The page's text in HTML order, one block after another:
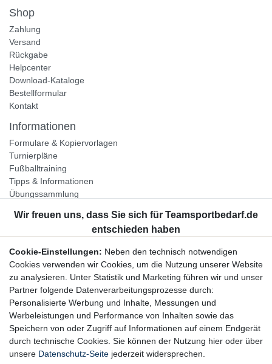
Shop
Zahlung
Versand
Rückgabe
Helpcenter
Download-Kataloge
Bestellformular
Kontakt
Informationen
Formulare & Kopiervorlagen
Turnierpläne
Fußballtraining
Tipps & Informationen
Übungssammlung
Unternehmen
Widerrufsrecht
Bestellung widerrufen
Datenschutzerklärung
AGB
Impressum
Newsletter
Cookie-Einstellungen: Neben den technisch notwendigen
Cookies verwenden wir Cookies, um die Nutzung unserer Website
zu analysieren. Unter Statistik und Marketing führen wir und unser
Partner folgende Datenverarbeitungsprozesse durch:
Personalisierte Werbung und Inhalte, Messungen und
Werbeleistungen und Performance von Inhalten sowie das
Speichern von oder Zugriff auf Informationen auf einem Endgerät
durch technische Cookies. Sie können der Nutzung hier oder über
unsere Datenschutz-Seite jederzeit widersprechen.